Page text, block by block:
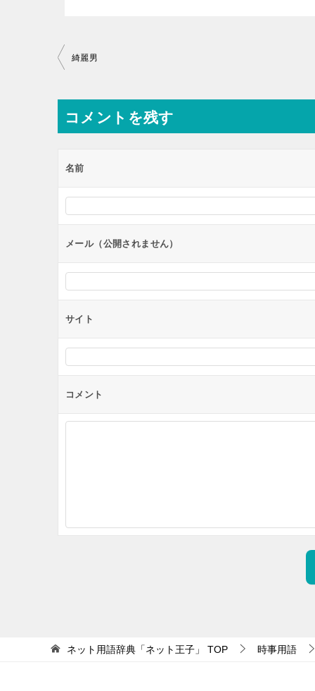
投
ナ
ビ
ー
ョ
ン
綺麗男
コメントを残す
名前
メール（公開されません）
サイト
コメント
ネット用語辞典「ネット王子」 TOP 時事用語